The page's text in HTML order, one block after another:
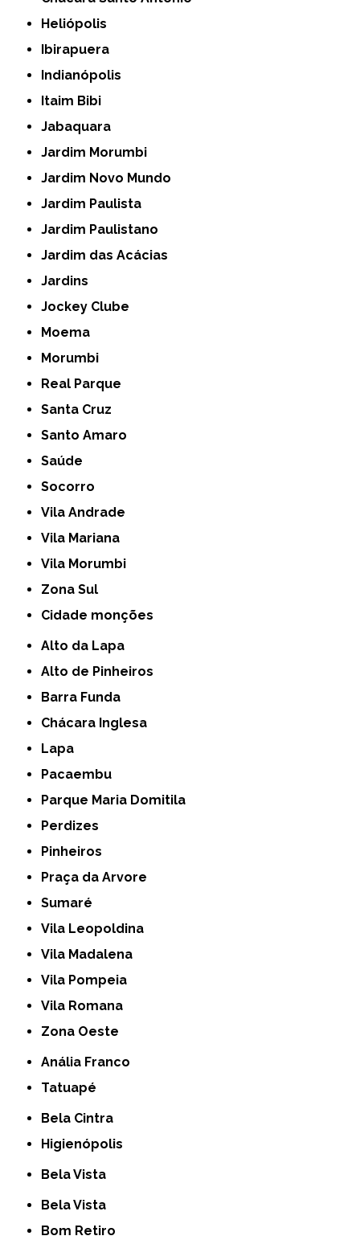
Heliópolis
Ibirapuera
Indianópolis
Itaim Bibi
Jabaquara
Jardim Morumbi
Jardim Novo Mundo
Jardim Paulista
Jardim Paulistano
Jardim das Acácias
Jardins
Jockey Clube
Moema
Morumbi
Real Parque
Santa Cruz
Santo Amaro
Saúde
Socorro
Vila Andrade
Vila Mariana
Vila Morumbi
Zona Sul
cidade monções
Alto da Lapa
Alto de Pinheiros
Barra Funda
Chácara Inglesa
Lapa
Pacaembu
Parque Maria Domitila
Perdizes
Pinheiros
Praça da Arvore
Sumaré
Vila Leopoldina
Vila Madalena
Vila Pompeia
Vila Romana
Zona Oeste
Anália Franco
Tatuapé
Bela Cintra
Higienópolis
Bela Vista
Bela Vista
Bom Retiro